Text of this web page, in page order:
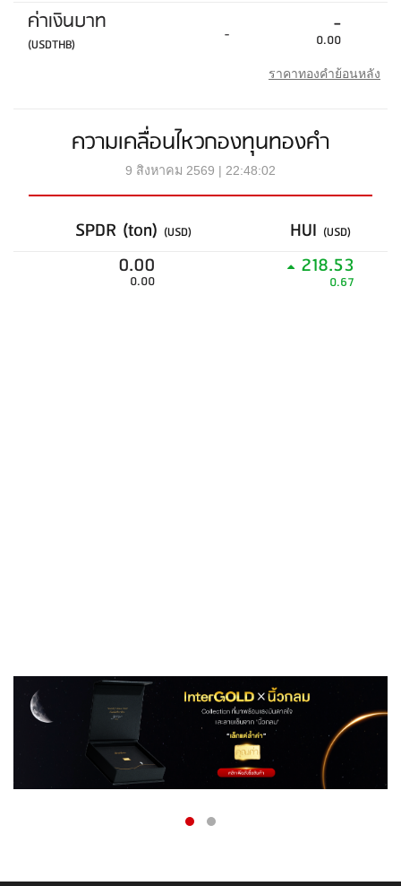
ค่าเงินบาท
(USDTHB) - -
0.00
ราคาทองคำย้อนหลัง
ความเคลื่อนไหวกองทุนทองคำ
9 สิงหาคม 2569 | 22:48:02
SPDR (ton) (USD) HUI (USD)
0.00
0.00
218.53
0.67